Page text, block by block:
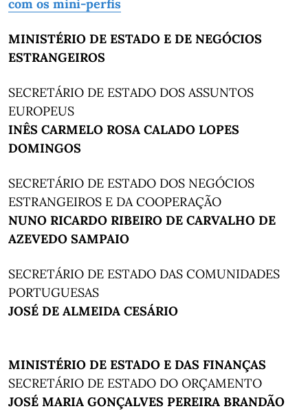
com os mini-perfis
MINISTÉRIO DE ESTADO E DE NEGÓCIOS
ESTRANGEIROS
SECRETÁRIO DE ESTADO DOS ASSUNTOS
EUROPEUS
INÊS CARMELO ROSA CALADO LOPES
DOMINGOS
SECRETÁRIO DE ESTADO DOS NEGÓCIOS
ESTRANGEIROS E DA COOPERAÇÃO
NUNO RICARDO RIBEIRO DE CARVALHO DE
AZEVEDO SAMPAIO
SECRETÁRIO DE ESTADO DAS COMUNIDADES
PORTUGUESAS
JOSÉ DE ALMEIDA CESÁRIO
MINISTÉRIO DE ESTADO E DAS FINANÇAS
SECRETÁRIO DE ESTADO DO ORÇAMENTO
JOSÉ MARIA GONÇALVES PEREIRA BRANDÃO